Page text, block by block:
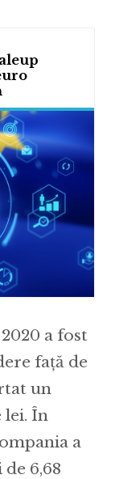
a fost
față de
un
lei. În
a
6,68